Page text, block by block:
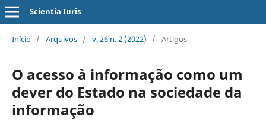
Scientia Iuris
Início / Arquivos / v. 26 n. 2 (2022) / Artigos
O acesso à informação como um
dever do Estado na sociedade da
informação